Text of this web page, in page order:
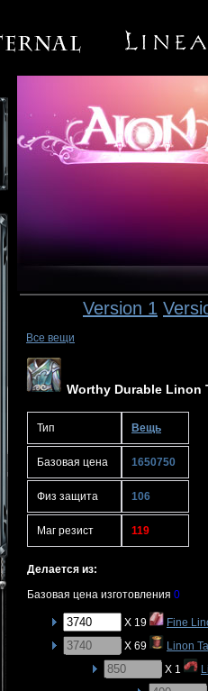
Version 1
Все вещи
Worthy Durable Linon
Тип Вещь
Базовая цена 1650750
Физ защита 106
Маг резист 119
Делается из:
Базовая цена изготовления 0
X 19
Fine
X 69
Linon
X 1